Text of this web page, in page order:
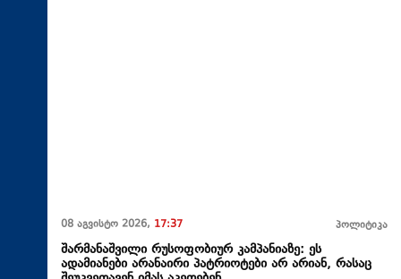
08 აგვისტო 2026, 17:37 პოლიტიკა
შარმანაშვილი რუსოფობიურ კამპანიაზე: ეს
ადამიანები არანაირი პატრიოტები არ არიან, რასაც